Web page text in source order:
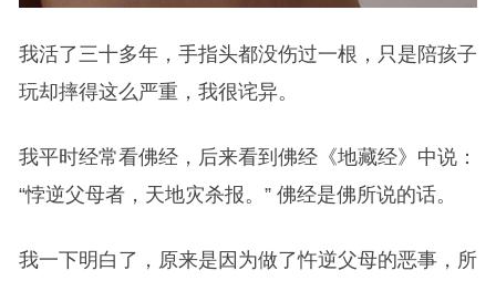
我活了三十多年，手指头都没伤过一根，只是陪孩子
玩却摔得这么严重，我很诧异。
我平时经常看佛经，后来看到佛经《地藏经》中说：
“悖逆父母者，天地灾杀报。” 佛经是佛所说的话。
我一下明白了，原来是因为做了忤逆父母的恶事，所